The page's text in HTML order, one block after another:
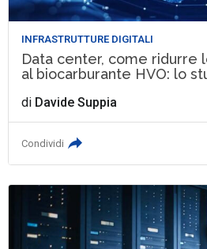
INFRASTRUTTURE DIGITALI
Data center, come ridurre
al biocarburante HVO: lo
di Davide Suppia
Condividi